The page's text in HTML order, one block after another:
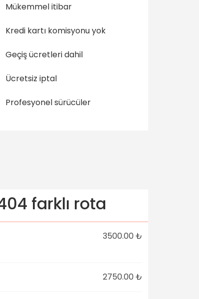
Mükemmel itibar
Kredi kartı komisyonu yok
Geçiş ücretleri dahil
Ücretsiz iptal
Profesyonel sürücüler
farklı rota
3500.00 ₺
2750.00 ₺